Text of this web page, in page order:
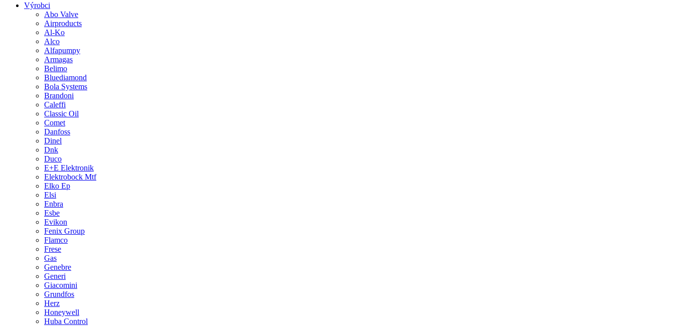
Výrobci
Abo Valve
Airproducts
Al-Ko
Alco
Alfapumpy
Armagas
Belimo
Bluediamond
Bola Systems
Brandoni
Caleffi
Classic Oil
Comet
Danfoss
Dinel
Dnk
Duco
E+E Elektronik
Elektrobock Mtf
Elko Ep
Elsi
Enbra
Esbe
Evikon
Fenix Group
Flamco
Frese
Gas
Genebre
Generi
Giacomini
Grundfos
Herz
Honeywell
Huba Control